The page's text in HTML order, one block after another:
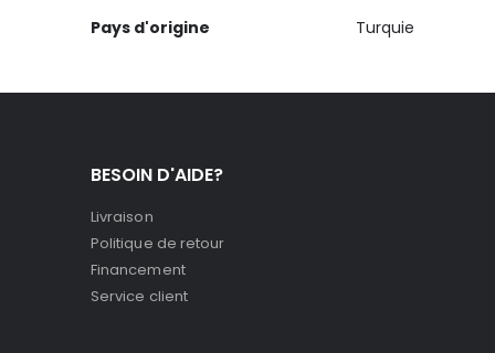
Pays d'origine
Turquie
BESOIN D'AIDE?
Livraison
Politique de retour
Financement
Service client